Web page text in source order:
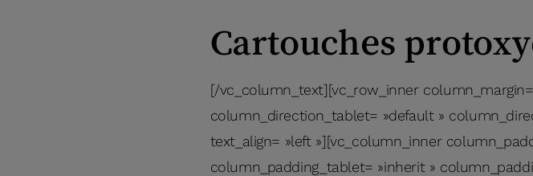
Cartouches
[/vc_column_text][vc_row_inner
column_direction_tablet= »default »
text_align= »left »][vc_column_inner
column_padding_tablet= »inherit »